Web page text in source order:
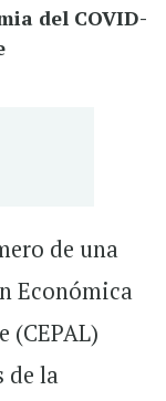
del COVID-
de una
Económica
(CEPAL)
de la